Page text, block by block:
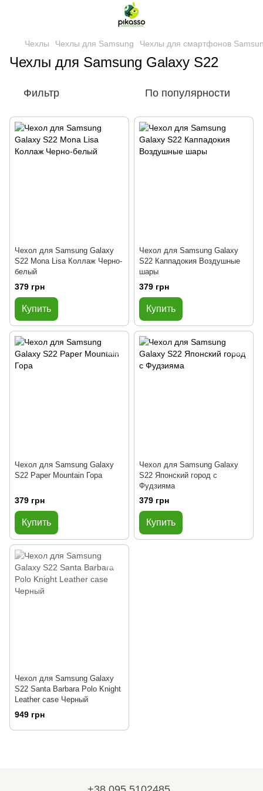
Чехлы Чехлы для Samsung Чехлы для смартфонов
Чехлы для Samsung Galaxy S22
Фильтр По популярности
Чехол для Samsung Galaxy
S22 Mona Lisa Коллаж Черно-
белый
379 грн
Купить
Чехол для Samsung Galaxy
S22 Каппадокия Воздушные
шары
379 грн
Купить
Чехол для Samsung Galaxy
S22 Paper Mountain Гора
379 грн
Купить
Чехол для Samsung Galaxy
S22 Японский город с
Фудзияма
379 грн
Купить
Чехол для Samsung Galaxy
S22 Santa Barbara Polo Knight
Leather case Черный
949 грн